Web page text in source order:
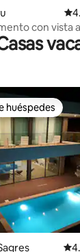
con vista
183 reseñas
huéspedes